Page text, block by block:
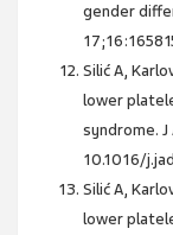
gender
Silić A,
lower
syndrome.
10.1016/
Silić A,
lower